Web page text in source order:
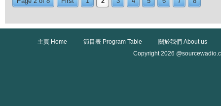
主頁 Home 節目表 Program Table
關於我們 About us
Copyright 2026